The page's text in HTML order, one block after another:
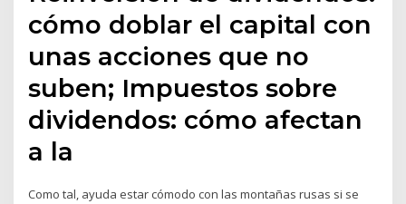
cómo doblar el capital con
unas acciones que no
suben; Impuestos sobre
dividendos: cómo afectan
a la
Como tal, ayuda estar cómodo con las montañas rusas si se